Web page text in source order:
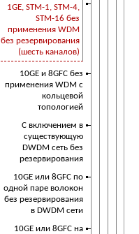
1GE, STM-1, STM-4,
STM-16 без
применения WDM
без резервирования
(шесть каналов)
10GE и 8GFC без
применения WDM с
кольцевой
топологией
С включением в
существующую
DWDM сеть без
резервирования
10GE или 8GFC по
одной паре волокон
без резервирования
в DWDM сети
10GE или 8GFC на